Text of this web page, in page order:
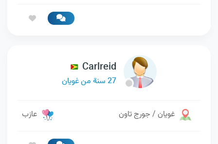
Carlreid
27 سنة من غويان
غويان / جورج تاون عازب